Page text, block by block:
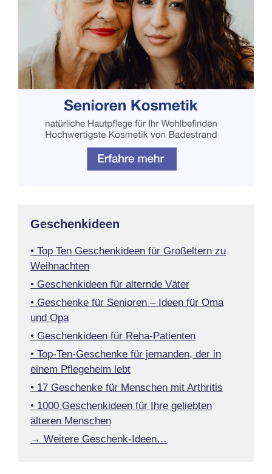
Geschenkideen
• Top Ten Geschenkideen für Großeltern zu
Weihnachten
• Geschenkideen für alternde Väter
• Geschenke für Senioren – Ideen für Oma
und Opa
• Geschenkideen für Reha-Patienten
• Top-Ten-Geschenke für jemanden, der in
einem Pflegeheim lebt
• 17 Geschenke für Menschen mit Arthritis
• 1000 Geschenkideen für Ihre geliebten
älteren Menschen
→ Weitere Geschenk-Ideen…